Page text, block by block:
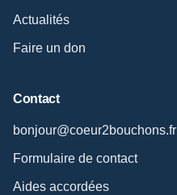
Actualités
Faire un don
Contact
bonjour@coeur2bouchons.fr
Formulaire de contact
Aides accordées